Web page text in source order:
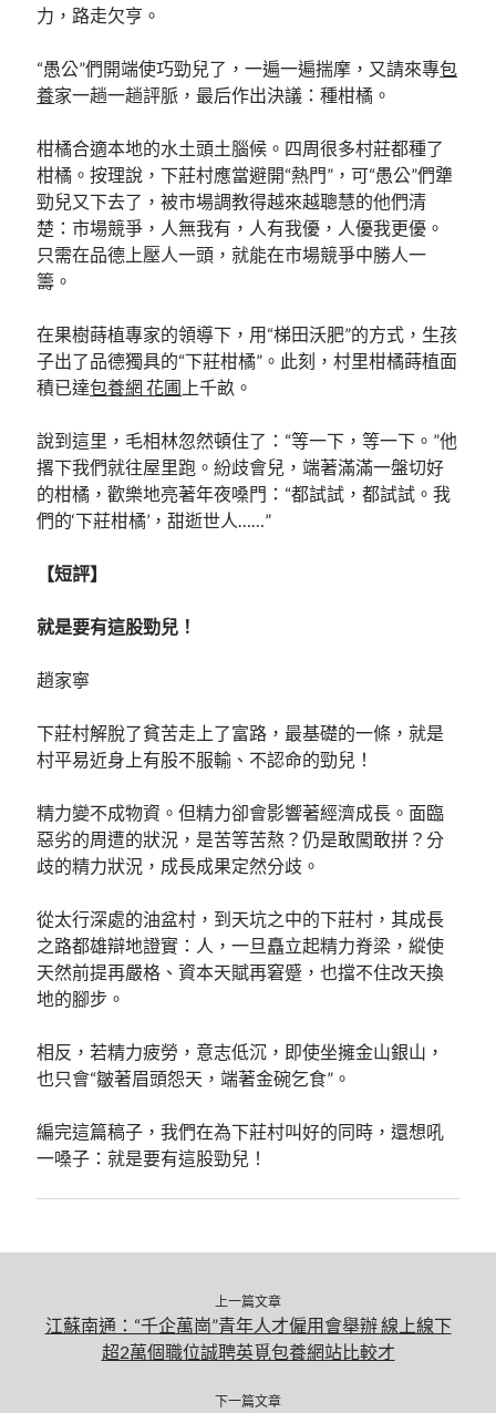
力，路走欠亨。
“愚公”們開端使巧勁兒了，一遍一遍揣摩，又請來專包
養家一趟一趟評脈，最后作出決議：種柑橘。
柑橘合適本地的水土頭土腦候。四周很多村莊都種了
柑橘。按理說，下莊村應當避開“熱門”，可“愚公”們犟
勁兒又下去了，被市場調教得越來越聰慧的他們清
楚：市場競爭，人無我有，人有我優，人優我更優。
只需在品德上壓人一頭，就能在市場競爭中勝人一
籌。
在果樹蒔植專家的領導下，用“梯田沃肥”的方式，生孩
子出了品德獨具的“下莊柑橘”。此刻，村里柑橘蒔植面
積已達包養網 花圃 上千畝。
說到這里，毛相林忽然頓住了：“等一下，等一下。”他
撂下我們就往屋里跑。紛歧會兒，端著滿滿一盤切好
的柑橘，歡樂地亮著年夜嗓門：“都試試，都試試。我
們的‘下莊柑橘’，甜逝世人……”
【短評】
就是要有這股勁兒！
趙家寧
下莊村解脫了貧苦走上了富路，最基礎的一條，就是
村平易近身上有股不服輸、不認命的勁兒！
精力變不成物資。但精力卻會影響著經濟成長。面臨
惡劣的周遭的狀況，是苦等苦熬？仍是敢闖敢拼？分
歧的精力狀況，成長成果定然分歧。
從太行深處的油盆村，到天坑之中的下莊村，其成長
之路都雄辯地證實：人，一旦矗立起精力脊梁，縱使
天然前提再嚴格、資本天賦再窘蹙，也擋不住改天換
地的腳步。
相反，若精力疲勞，意志低沉，即使坐擁金山銀山，
也只會“皺著眉頭怨天，端著金碗乞食”。
編完這篇稿子，我們在為下莊村叫好的同時，還想吼
一嗓子：就是要有這股勁兒！
上一篇文章
江蘇南通：“千企萬崗”青年人才僱用會舉辦 線上線下
超2萬個職位誠聘英覓包養網站比較才
下一篇文章